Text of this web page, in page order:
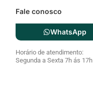
Fale conosco
WhatsApp
Horário de atendimento:
Segunda a Sexta 7h ás 17h